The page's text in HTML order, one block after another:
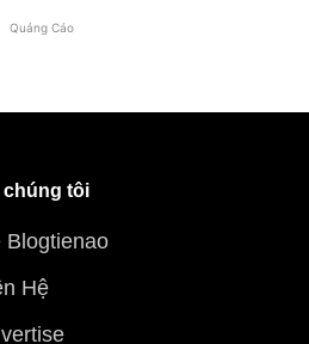
Quảng Cáo
chúng tôi
Blogtienao
Hệ